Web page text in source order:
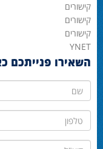
YNET
קישורים
קישורים
קישורים
השאירו פנייתכם
שם
טלפון
דוא"ל